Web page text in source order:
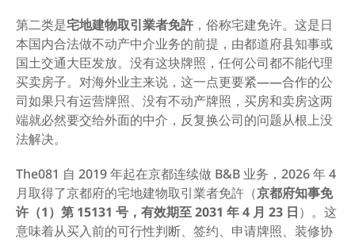
第二类是宅地建物取引業者免許，俗称宅建免许。这是日
本国内合法做不动产中介业务的前提，由都道府县知事或
国土交通大臣发放。没有这块牌照，任何公司都不能代理
买卖房子。对海外业主来说，这一点更要紧——合作的公
司如果只有运营牌照、没有不动产牌照，买房和卖房这两
端就必然要交给外面的中介，反复换公司的问题从根上没
法解决。
The081 自 2019 年起在京都连续做 B&B 业务，2026 年 4
月取得了京都府的宅地建物取引業者免許（京都府知事免
许（1）第 15131 号，有效期至 2031 年 4 月 23 日）。这
意味着从买入前的可行性判断、签约、申请牌照、装修协